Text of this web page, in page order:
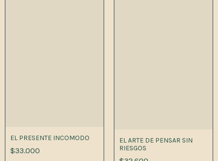
EL PRESENTE INCOMODO
$33.000
EL ARTE DE PENSAR SIN
RIESGOS